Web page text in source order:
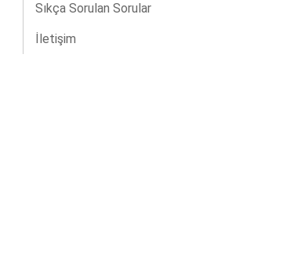
Sıkça Sorulan Sorular
İletişim